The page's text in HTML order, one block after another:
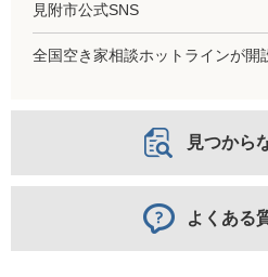
見附市公式SNS
全国空き家相談ホットラインが開
見つから
よくある